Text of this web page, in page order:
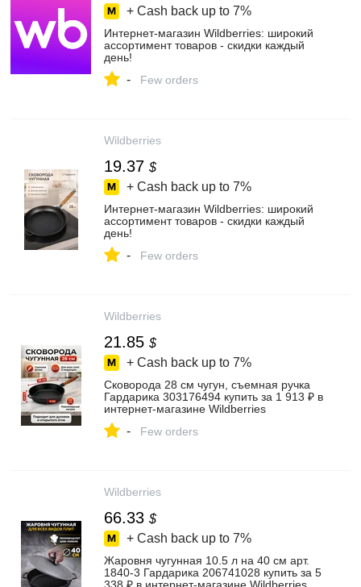
+ Cash back up to 7%
Интернет‑магазин Wildberries: широкий
ассортимент товаров - скидки каждый
день!
- Few orders
Wildberries
19.37 $
+ Cash back up to 7%
Интернет‑магазин Wildberries: широкий
ассортимент товаров - скидки каждый
день!
- Few orders
Wildberries
21.85 $
+ Cash back up to 7%
Сковорода 28 см чугун, съемная ручка
Гардарика 303176494 купить за 1 913 ₽ в
интернет‑магазине Wildberries
- Few orders
Wildberries
66.33 $
+ Cash back up to 7%
Жаровня чугунная 10.5 л на 40 см арт.
1840-3 Гардарика 206741028 купить за 5